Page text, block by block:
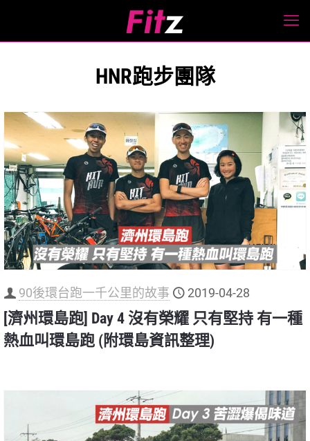
HNR跑步團隊
90後環台跑一千公里的故事 2019-04-28
[濟州環島跑] Day 4 沒有榮耀 只有堅持 有一種
熱血叫環島跑 (附環島資訊整理)